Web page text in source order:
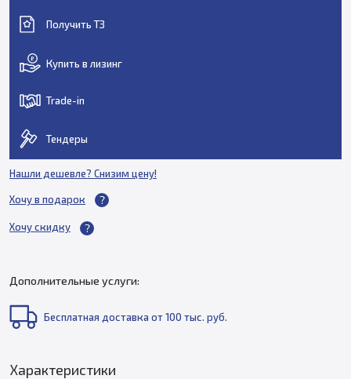
Получить ТЗ
Купить в лизинг
Trade-in
Тендеры
Нашли дешевле? Снизим цену!
Хочу в подарок
Хочу скидку
Дополнительные услуги:
Бесплатная доставка от 100 тыс. руб.
Характеристики